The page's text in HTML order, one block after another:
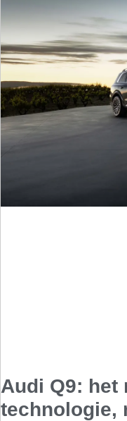
Audi Q9: het
technologie,